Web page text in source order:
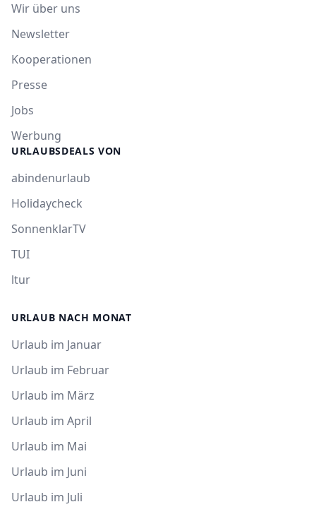
Wir über uns
Newsletter
Kooperationen
Presse
Jobs
Werbung
URLAUBSDEALS VON
abindenurlaub
Holidaycheck
SonnenklarTV
TUI
ltur
URLAUB NACH MONAT
Urlaub im Januar
Urlaub im Februar
Urlaub im März
Urlaub im April
Urlaub im Mai
Urlaub im Juni
Urlaub im Juli